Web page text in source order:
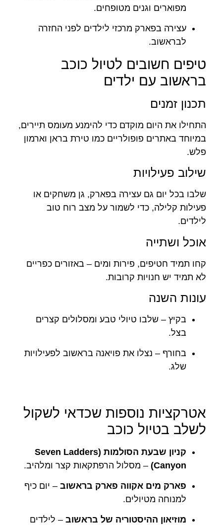
מפוארים וגנים מטופחים.
עצירה בפארק מרכזי לילדים לפני החזרה
לבראשוב.
טיפים חשובים לטיול כוכב
בראשוב עם ילדים
תכנון זמנים
התחילו את היום מוקדם כדי להימנע מעומס תיירים,
במיוחד באתרים פופולריים כמו טירת בראן וארמון
פלש.
שילוב פעילויות
שלבו בכל יום גם עצירה בפארק, גן משחקים או
פעילות קלילה, כדי לשמור על מצב רוח טוב
לילדים.
אוכל ושתייה
קחו תמיד חטיפים, פירות ומים – באזורים כפריים
לא תמיד יש חנויות קרובות.
עונות השנה
בקיץ – שלבו טיולי טבע ומסלולים קצרים
בצל.
בחורף – נצלו את פויאנה בראשוב לפעילויות
שלג.
אטרקציות נוספות שכדאי לשקול
לשלב בטיול כוכב
קניון שבעת הסולמות (Seven Ladders
Canyon) – מסלול הרפתקאות קצר ומלהיב.
פארק מים אקווה פארק בראשוב – יום כיף
למנוחה מטיולים.
מוזיאון ההיסטוריה של בראשוב – לילדים